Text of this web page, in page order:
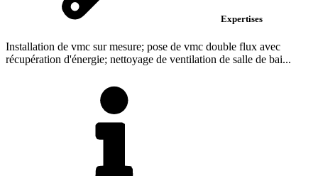
Expertises
Installation de vmc sur mesure; pose de vmc double flux avec
récupération d'énergie; nettoyage de ventilation de salle de bai...